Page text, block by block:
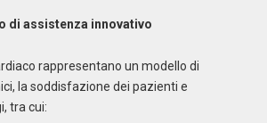
di assistenza innovativo
rappresentano un modello di
la soddisfazione dei pazienti e
tra cui: